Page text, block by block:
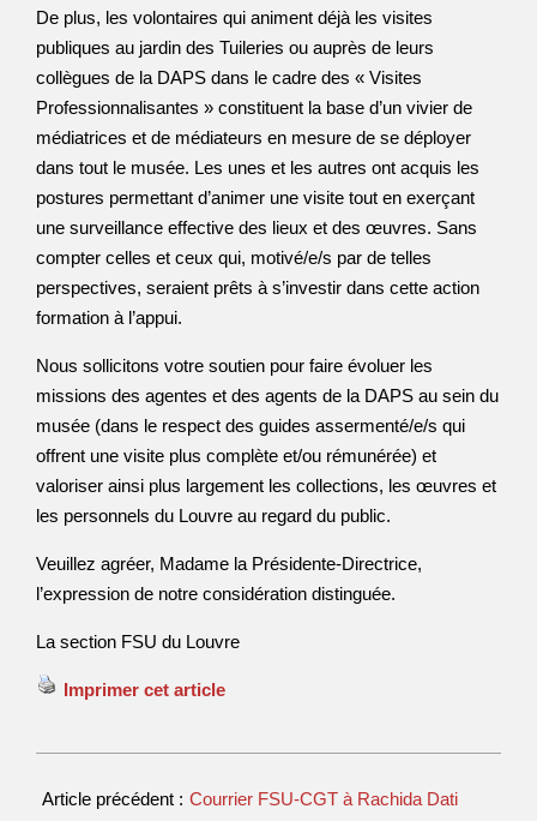
De plus, les volontaires qui animent déjà les visites
publiques au jardin des Tuileries ou auprès de leurs
collègues de la DAPS dans le cadre des « Visites
Professionnalisantes » constituent la base d’un vivier de
médiatrices et de médiateurs en mesure de se déployer
dans tout le musée. Les unes et les autres ont acquis les
postures permettant d’animer une visite tout en exerçant
une surveillance effective des lieux et des œuvres. Sans
compter celles et ceux qui, motivé/e/s par de telles
perspectives, seraient prêts à s’investir dans cette action
formation à l’appui.
Nous sollicitons votre soutien pour faire évoluer les
missions des agentes et des agents de la DAPS au sein du
musée (dans le respect des guides assermenté/e/s qui
offrent une visite plus complète et/ou rémunérée) et
valoriser ainsi plus largement les collections, les œuvres et
les personnels du Louvre au regard du public.
Veuillez agréer, Madame la Présidente-Directrice,
l’expression de notre considération distinguée.
La section FSU du Louvre
Imprimer cet article
Article précédent : Courrier FSU-CGT à Rachida Dati